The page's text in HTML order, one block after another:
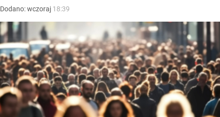
Dodano:wczoraj 18:39